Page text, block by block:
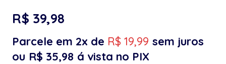
R$ 39,98
Parcele em 2x de R$ 19,99 sem juros
ou R$ 35,98 á vista no PIX